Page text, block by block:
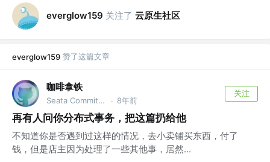
everglow159 关注了 云原生社区
everglow159 赞了这篇文章
咖啡拿铁
Seata Committer 公众号:【咖啡拿铁】 · 8年前
关注
再有人问你分布式事务，把这篇扔给他
不知道你是否遇到过这样的情况，去小卖铺买东西，付了
钱，但是店主因为处理了一些其他事，居然...